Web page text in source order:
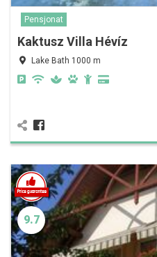
Pensjonat
Kaktusz Villa Hévíz
Lake Bath 1000 m
9.7